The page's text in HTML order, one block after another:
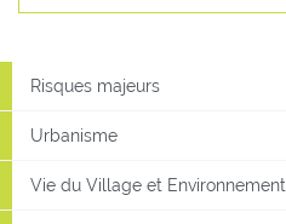
Risques majeurs
Urbanisme
Vie du Village et Environnement